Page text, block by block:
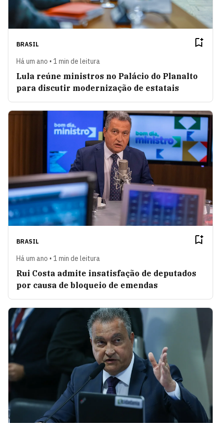
BRASIL
Há um ano • 1 min de leitura
Lula reúne ministros no Palácio do Planalto
para discutir modernização de estatais
BRASIL
Há um ano • 1 min de leitura
Rui Costa admite insatisfação de deputados
por causa de bloqueio de emendas